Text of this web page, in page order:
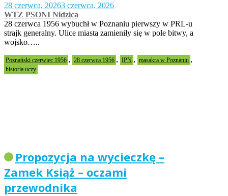
28 czerwca, 20263 czerwca, 2026
WTZ PSONI Nidzica
28 czerwca 1956 wybuchł w Poznaniu pierwszy w PRL-u
strajk generalny. Ulice miasta zamieniły się w pole bitwy, a
wojsko…..
Poznański czerwiec 1956 , 28 czerwca 1956 , IPN , masakra w Poznaniu ,
historia uczy
Propozycja na wycieczkę –
Zamek Książ – oczami
przewodnika